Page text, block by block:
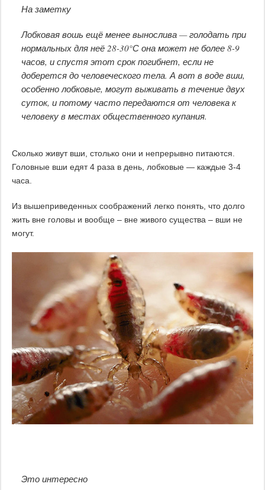
На заметку
Лобковая вошь ещё менее вынослива — голодать при
нормальных для неё 28-30°С она может не более 8-9
часов, и спустя этот срок погибнет, если не
доберется до человеческого тела. А вот в воде вши,
особенно лобковые, могут выживать в течение двух
суток, и потому часто передаются от человека к
человеку в местах общественного купания.
Сколько живут вши, столько они и непрерывно питаются.
Головные вши едят 4 раза в день, лобковые — каждые 3-4
часа.
Из вышеприведенных соображений легко понять, что долго
жить вне головы и вообще – вне живого существа – вши не
могут.
Это интересно